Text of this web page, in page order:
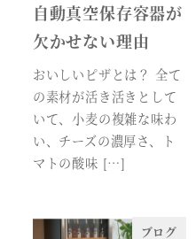
自動真空保存容器が
欠かせない理由
おいしいピザとは？ 全て
の素材が活き活きとして
いて、小麦の複雑な味わ
い、チーズの濃厚さ、ト
マトの酸味 […]
ブログ